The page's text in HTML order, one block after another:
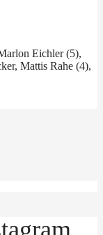
Eichler (5),
Mattis Rahe (4),